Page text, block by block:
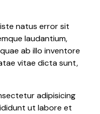
natus error sit
laudantium,
ab illo inventore
vitae dicta sunt,
adipisicing
ut labore et